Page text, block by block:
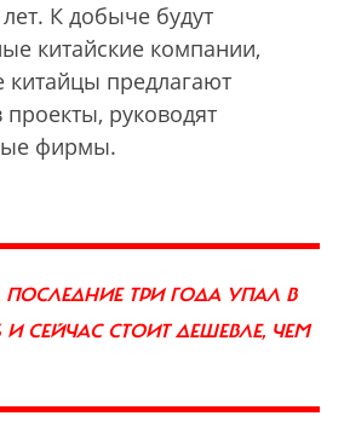
К добыче будут
китайские компании,
предлагают
проекты, руководят
фирмы.
ПОСЛЕДНИЕ ТРИ ГОДА УПАЛ В
И СЕЙЧАС СТОИТ ДЕШЕВЛЕ, ЧЕМ